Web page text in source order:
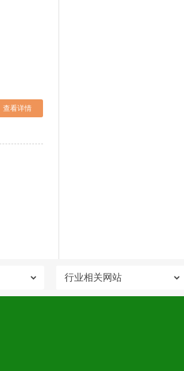
查看详情